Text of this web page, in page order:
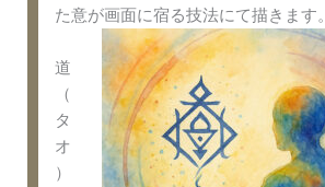
た意が画面に宿る技法にて描きます。
道
（
タ
オ
）